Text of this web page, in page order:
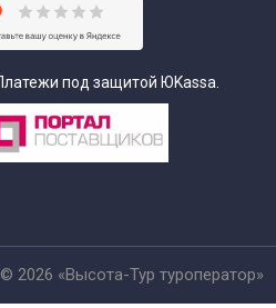
© 2026 «Высота-Тур туроператор»